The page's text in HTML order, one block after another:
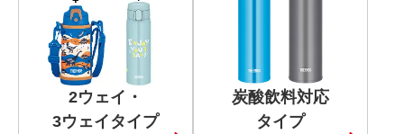
2ウェイ・
3ウェイタイプ
炭酸飲料対応
タイプ